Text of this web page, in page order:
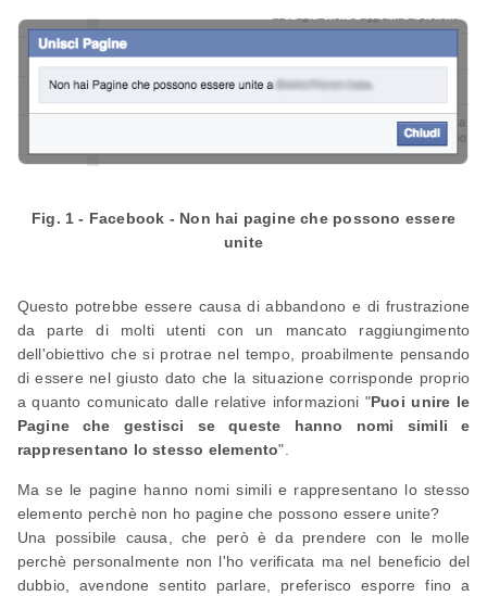
Fig. 1 - Facebook - Non hai pagine che possono essere
unite
Questo potrebbe essere causa di abbandono e di frustrazione
da parte di molti utenti con un mancato raggiungimento
dell'obiettivo che si protrae nel tempo, proabilmente pensando
di essere nel giusto dato che la situazione corrisponde proprio
a quanto comunicato dalle relative informazioni "Puoi unire le
Pagine che gestisci se queste hanno nomi simili e
rappresentano lo stesso elemento".
Ma se le pagine hanno nomi simili e rappresentano lo stesso
elemento perchè non ho pagine che possono essere unite?
Una possibile causa, che però è da prendere con le molle
perchè personalmente non l'ho verificata ma nel beneficio del
dubbio, avendone sentito parlare, preferisco esporre fino a